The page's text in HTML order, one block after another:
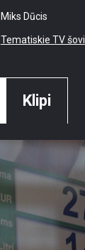
Miks Dūcis
Tematiskie TV šovi
Klipi